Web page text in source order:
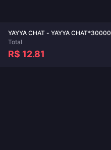
YAYYA CHAT - YAYYA CHAT*30000
Total
R$ 12.81